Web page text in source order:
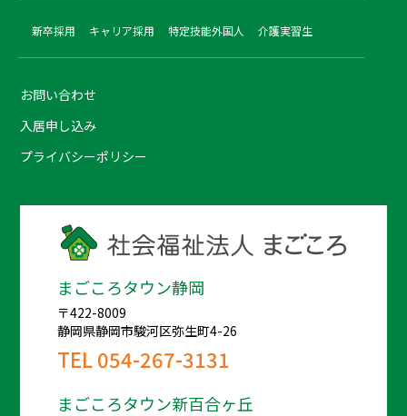
新卒採用 キャリア採用 特定技能外国人 介護実習生
お問い合わせ
入居申し込み
プライバシーポリシー
まごころタウン静岡
〒422-8009
静岡県静岡市駿河区弥生町4-26
TEL054-267-3131
まごころタウン新百合ヶ丘